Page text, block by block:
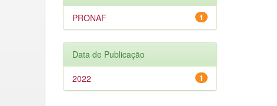
1
PRONAF
Data de Publicação
1
2022